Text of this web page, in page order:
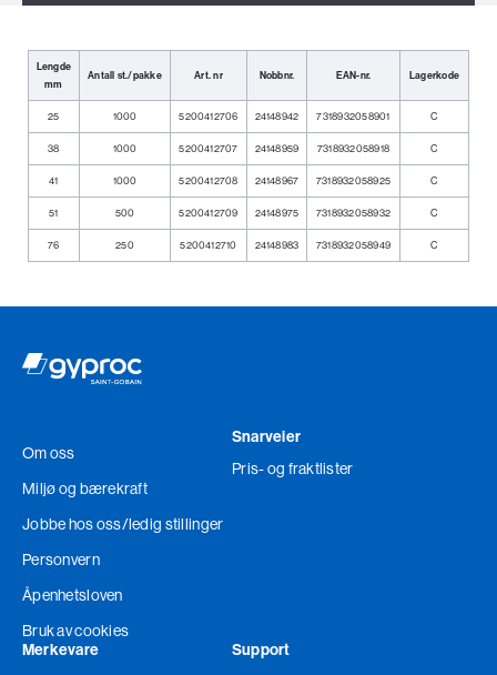
Relaterte produkter
Lengde
mm
Antall st./pakke Art. nr Nobbnr. EAN-nr. Lagerkode
25 1000 5200412706 24148942 7318932058901 C
38 1000 5200412707 24148959 7318932058918 C
41 1000 5200412708 24148967 7318932058925 C
51 500 5200412709 24148975 7318932058932 C
76 250 5200412710 24148983 7318932058949 C
Om oss
Miljø og bærekraft
Jobbe hos oss/ledig stillinger
Personvern
Åpenhetsloven
Bruk av cookies
Snarveier
Pris- og fraktlister
Merkevare
Support